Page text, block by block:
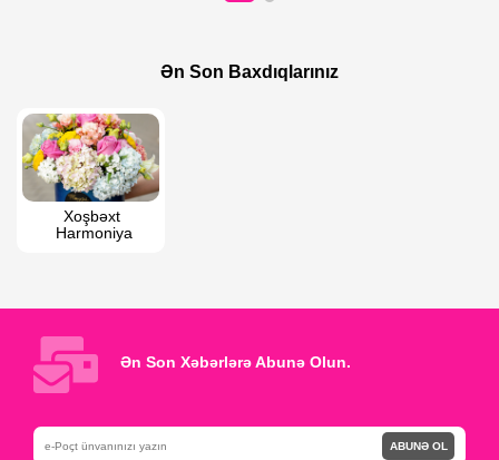
Zanbağ buketi Qarışıq qızılgül buketi
Ən Son Baxdıqlarınız
Xoşbəxt
Harmoniya
Ən Son Xəbərlərə Abunə Olun.
ABUNƏ OL